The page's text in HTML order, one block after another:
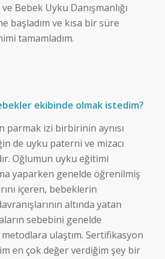
Bebek Uyku Danışmanlığı
başladım ve kısa bir süre
tamamladım.
ekibinde olmak istedim?
parmak izi birbirinin aynısı
de uyku paterni ve mizacı
Oğlumun uyku eğitimi
yaparken genelde öğrenilmiş
içeren, bebeklerin
altında yatan
sebebini genelde
ulaştım. Sertifikasyon
en çok değer verdiğim şey bir